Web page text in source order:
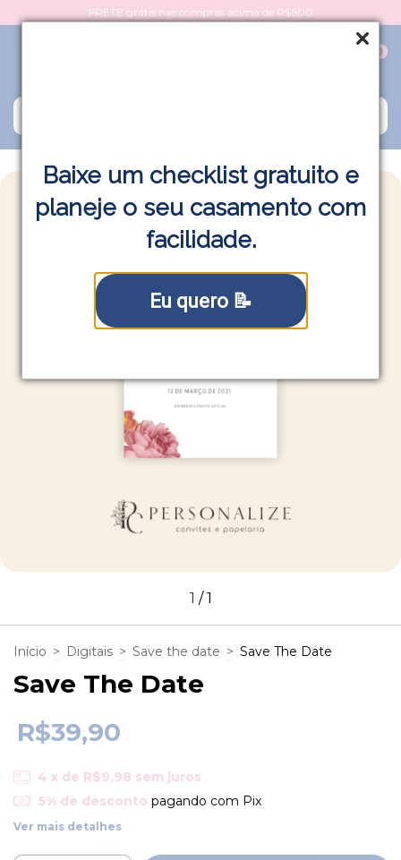
Baixe um checklist gratuito e
planeje o seu casamento com
facilidade.
Eu quero 📝
FRETE grátis nas compras acima de R$600
0
1 /1
Início > Digitais > Save the date > Save The Date
Save The Date
R$39,90
4 x de R$9,98 sem juros
5% de desconto pagando com Pix
Ver mais detalhes